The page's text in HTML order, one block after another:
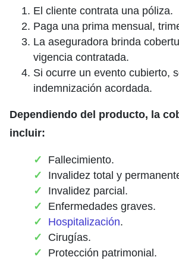
El cliente contrata una póliza.
Paga una prima mensual,
La aseguradora brinda
vigencia contratada.
Si ocurre un evento cubierto,
indemnización acordada.
Dependiendo del producto, la
incluir:
Fallecimiento.
Invalidez total y
Invalidez parcial.
Enfermedades graves.
Hospitalización.
Cirugías.
Protección patrimonial.